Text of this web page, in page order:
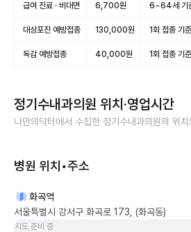
급여 진료 · 비대면 6,700원 6~64세 기
대상포진 예방접종 130,000원 1회 접종 기준
독감 예방접종 40,000원 1회 접종 기준
정기수내과의원 위치·영업시간
나만의닥터에서 수집한 정기수내과의원의 위치
병원 위치•주소
화곡역
서울특별시 강서구 화곡로 173, (화곡동)
지도 준비 중